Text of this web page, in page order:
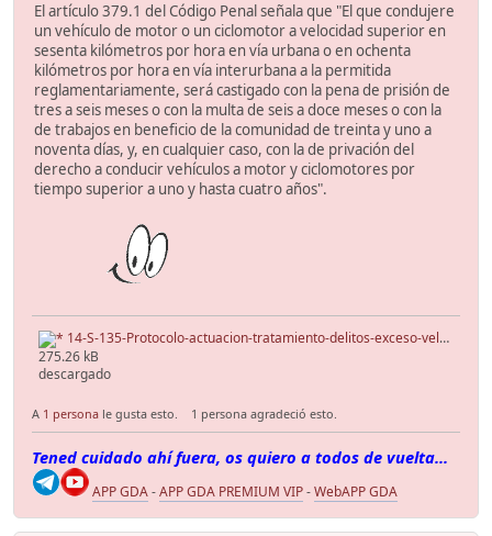
El artículo 379.1 del Código Penal señala que "El que condujere
un vehículo de motor o un ciclomotor a velocidad superior en
sesenta kilómetros por hora en vía urbana o en ochenta
kilómetros por hora en vía interurbana a la permitida
reglamentariamente, será castigado con la pena de prisión de
tres a seis meses o con la multa de seis a doce meses o con la
de trabajos en beneficio de la comunidad de treinta y uno a
noventa días, y, en cualquier caso, con la de privación del
derecho a conducir vehículos a motor y ciclomotores por
tiempo superior a uno y hasta cuatro años".
14-S-135-Protocolo-actuacion-tratamiento-delitos-exceso-velocidad-y-carreras-ilegales.pdf
275.26 kB
descargado
A 1 persona le gusta esto. 1 persona agradeció esto.
Tened cuidado ahí fuera, os quiero a todos de vuelta...
APP GDA-APP GDA PREMIUM VIP-WebAPP GDA